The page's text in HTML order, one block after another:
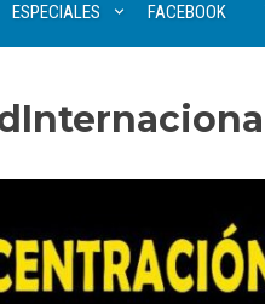
ESPECIALES FACEBOOK